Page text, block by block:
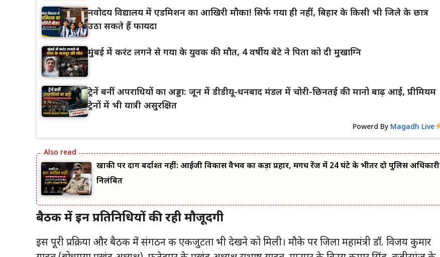
नवोदय विद्यालय में एडमिशन का आखिरी मौका! सिर्फ गया ही नहीं, बिहार के किसी भी जिले के छात्र
उठा सकते हैं फायदा
मुंबई में करंट लगने से गया के युवक की मौत, 4 वर्षीय बेटे ने पिता को दी मुखाग्नि
ट्रेनें बनीं अपराधियों का अड्डा: जून में डीडीयू-धनबाद मंडल में चोरी-छिनतई की मानो बाढ़ आई, प्रीमियम
ट्रेनों में भी यात्री असुरक्षित
Powerd By Magadh Live
खाकी पर दाग बर्दाश्त नहीं: आईजी विकास वैभव का कड़ा प्रहार, मगध रेंज में 24 घंटे के भीतर दो पुलिस अधिकारी
निलंबित
बैठक में इन प्रतिनिधियों की रही मौजूदगी
इस पूरी प्रक्रिया और बैठक में संगठन की एकजुटता भी देखने को मिली। मौके पर जिला महामंत्री डॉ. विजय कुमार